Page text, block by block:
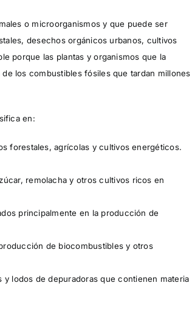
o microorganismos y que puede ser
desechos orgánicos urbanos, cultivos
porque las plantas y organismos que la
los combustibles fósiles que tardan millones
en:
forestales, agrícolas y cultivos energéticos.
remolacha y otros cultivos ricos en
principalmente en la producción de
de biocombustibles y otros
lodos de depuradoras que contienen materia